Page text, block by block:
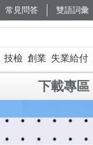
常見問答 雙語詞彙
技檢 創業 失業給付
下載專區